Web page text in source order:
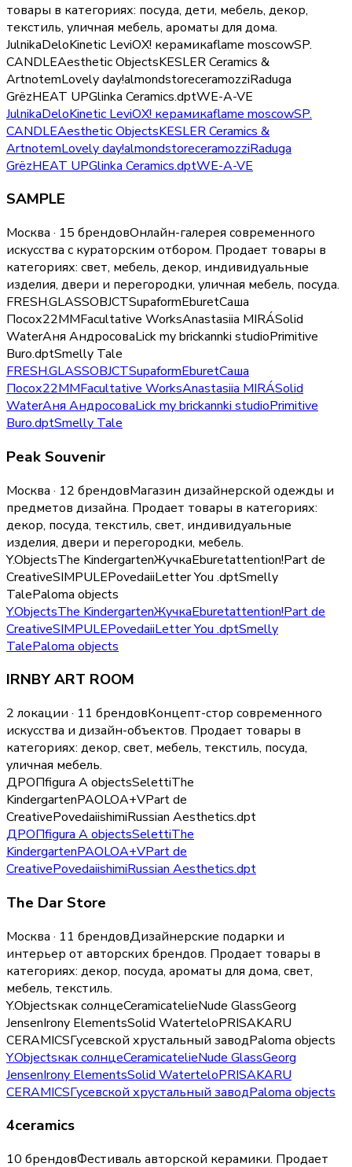
товары в категориях: посуда, дети, мебель, декор,
текстиль, уличная мебель, ароматы для дома.
JulnikaDeloKinetic LeviОХ! керамикаflame moscowSP.
CANDLEAesthetic ObjectsKESLER Ceramics &
ArtnotemLovely day!almondstoreceramozziRaduga
GrёzHEAT UPGlinka Ceramics.dptWE-A-VE
JulnikaDeloKinetic LeviОХ! керамикаflame moscowSP.
CANDLEAesthetic ObjectsKESLER Ceramics &
ArtnotemLovely day!almondstoreceramozziRaduga
GrёzHEAT UPGlinka Ceramics.dptWE-A-VE
SAMPLE
Москва · 15 брендовОнлайн-галерея современного
искусства с кураторским отбором. Продает товары в
категориях: свет, мебель, декор, индивидуальные
изделия, двери и перегородки, уличная мебель, посуда.
FRESH.GLASSOBJCTSupaformEburetСаша
Посох22MMFacultative WorksAnastasiia MIRÁSolid
WaterАня АндросоваLick my brickannki studioPrimitive
Buro.dptSmelly Tale
FRESH.GLASSOBJCTSupaformEburetСаша
Посох22MMFacultative WorksAnastasiia MIRÁSolid
WaterАня АндросоваLick my brickannki studioPrimitive
Buro.dptSmelly Tale
Peak Souvenir
Москва · 12 брендовМагазин дизайнерской одежды и
предметов дизайна. Продает товары в категориях:
декор, посуда, текстиль, свет, индивидуальные
изделия, двери и перегородки, мебель.
Y.ObjectsThe KindergartenЖучкаEburetattention!Part de
CreativeSIMPULEPovedaiiLetter You .dptSmelly
TalePaloma objects
Y.ObjectsThe KindergartenЖучкаEburetattention!Part de
CreativeSIMPULEPovedaiiLetter You .dptSmelly
TalePaloma objects
IRNBY ART ROOM
2 локации · 11 брендовКонцепт-стор современного
искусства и дизайн-объектов. Продает товары в
категориях: декор, свет, мебель, текстиль, посуда,
уличная мебель.
ДРОПfigura A objectsSelettiThe
KindergartenPAOLOA+VPart de
CreativePovedaiishimiRussian Aesthetics.dpt
ДРОПfigura A objectsSelettiThe
KindergartenPAOLOA+VPart de
CreativePovedaiishimiRussian Aesthetics.dpt
The Dar Store
Москва · 11 брендовДизайнерские подарки и
интерьер от авторских брендов. Продает товары в
категориях: декор, посуда, ароматы для дома, свет,
мебель, текстиль.
Y.Objectsкак солнцеCeramicatelieNude GlassGeorg
JensenIrony ElementsSolid WaterteloPRISAKARU
CERAMICSГусевской хрустальный заводPaloma objects
Y.Objectsкак солнцеCeramicatelieNude GlassGeorg
JensenIrony ElementsSolid WaterteloPRISAKARU
CERAMICSГусевской хрустальный заводPaloma objects
4ceramics
10 брендовФестиваль авторской керамики. Продает